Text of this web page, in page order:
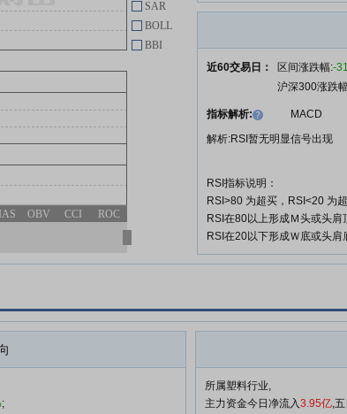
金购买资产并募集配套资金申请审
核的决定》的公告
现金管理专用结算账户的公告
道恩股份:关于为子公司提供担保
近60交易日： 区间涨跌幅:-
沪深300涨跌
指标解析: MACD
解析:RSI暂无明显信号出现
RSI指标说明：
RSI>80 为超买，RSI<20 为超
RSI在80以上形成Ｍ头或头肩
RSI在20以下形成Ｗ底或头肩
SAR
BOLL
BBI
OBV CCI ROC
;
所属塑料行业,
主力资金今日净流入3.95亿,